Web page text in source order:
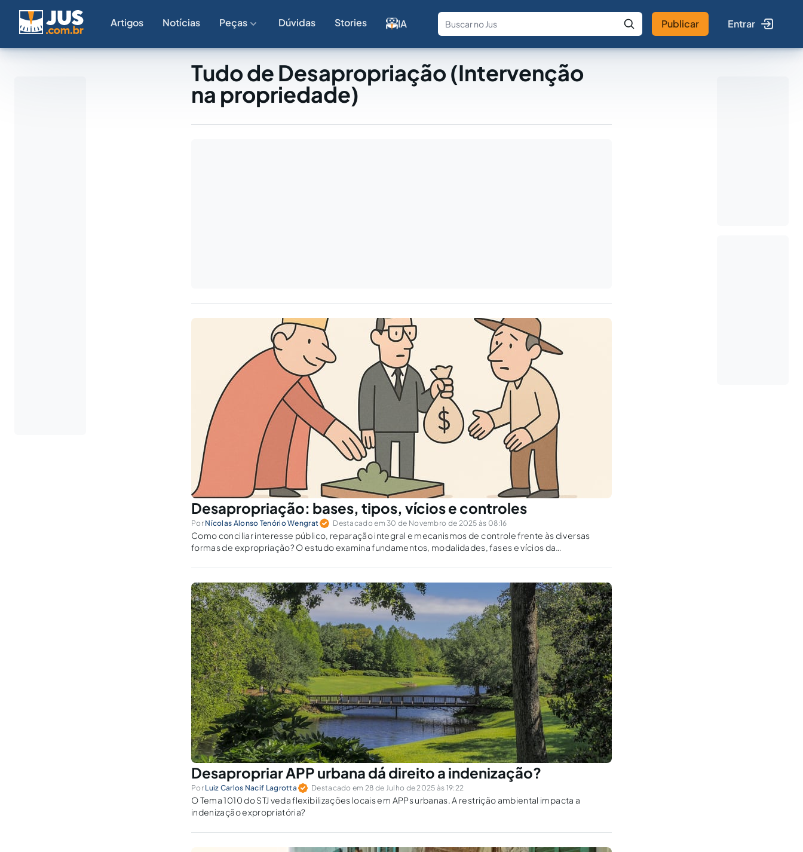
Artigos Notícias Peças Dúvidas Stories IA
Fale com a IA Buscar no Jus
Publicar Entrar
Tudo de Desapropriação (Intervenção
na propriedade)
Desapropriação: bases, tipos, vícios e controles
Por Nícolas Alonso Tenório Wengrat Destacado em 30 de Novembro de 2025 às 08:16
Como conciliar interesse público, reparação integral e mecanismos de controle frente às diversas
formas de expropriação? O estudo examina fundamentos, modalidades, fases e vícios da
justa indenização.
Desapropriar APP urbana dá direito a indenização?
Por Luiz Carlos Nacif Lagrotta Destacado em 28 de Julho de 2025 às 19:22
O Tema 1010 do STJ veda flexibilizações locais em APPs urbanas. A restrição ambiental impacta a
indenização expropriatória?